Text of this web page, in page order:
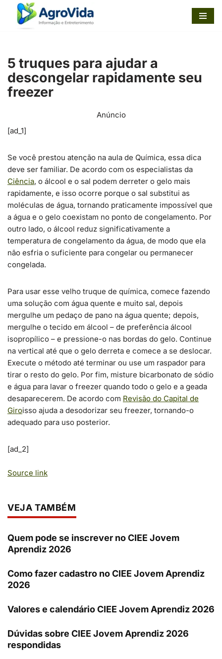
Pular
conteúdo
5 truques para ajudar a
descongelar rapidamente seu
freezer
Anúncio
[ad_1]
Se você prestou atenção na aula de Química, essa dica
deve ser familiar. De acordo com os especialistas da
Ciência, o álcool e o sal podem derreter o gelo mais
rapidamente, e isso ocorre porque o sal substitui as
moléculas de água, tornando praticamente impossível que
a água e o gelo coexistam no ponto de congelamento. Por
outro lado, o álcool reduz significativamente a
temperatura de congelamento da água, de modo que ela
não esfria o suficiente para congelar ou permanecer
congelada.
Para usar esse velho truque de química, comece fazendo
uma solução com água quente e muito sal, depois
mergulhe um pedaço de pano na água quente; depois,
mergulhe o tecido em álcool – de preferência álcool
isopropílico – e pressione-o nas bordas do gelo. Continue
na vertical até que o gelo derreta e comece a se deslocar.
Execute o método até terminar ou use um raspador para
tirar o resto do gelo. Por fim, misture bicarbonato de sódio
e água para lavar o freezer quando todo o gelo e a geada
desaparecerem. De acordo com Revisão do Capital de
Giroisso ajuda a desodorizar seu freezer, tornando-o
adequado para uso posterior.
[ad_2]
Source link
VEJA TAMBÉM
Quem pode se inscrever no CIEE Jovem
Aprendiz 2026
Como fazer cadastro no CIEE Jovem Aprendiz
2026
Valores e calendário CIEE Jovem Aprendiz 2026
Dúvidas sobre CIEE Jovem Aprendiz 2026
respondidas